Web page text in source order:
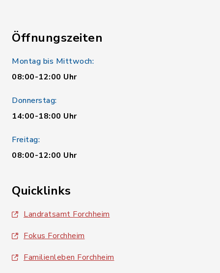
Öffnungszeiten
Montag bis Mittwoch:
08:00-12:00 Uhr
Donnerstag:
14:00-18:00 Uhr
Freitag:
08:00-12:00 Uhr
Quicklinks
Landratsamt Forchheim
Fokus Forchheim
Familienleben Forchheim